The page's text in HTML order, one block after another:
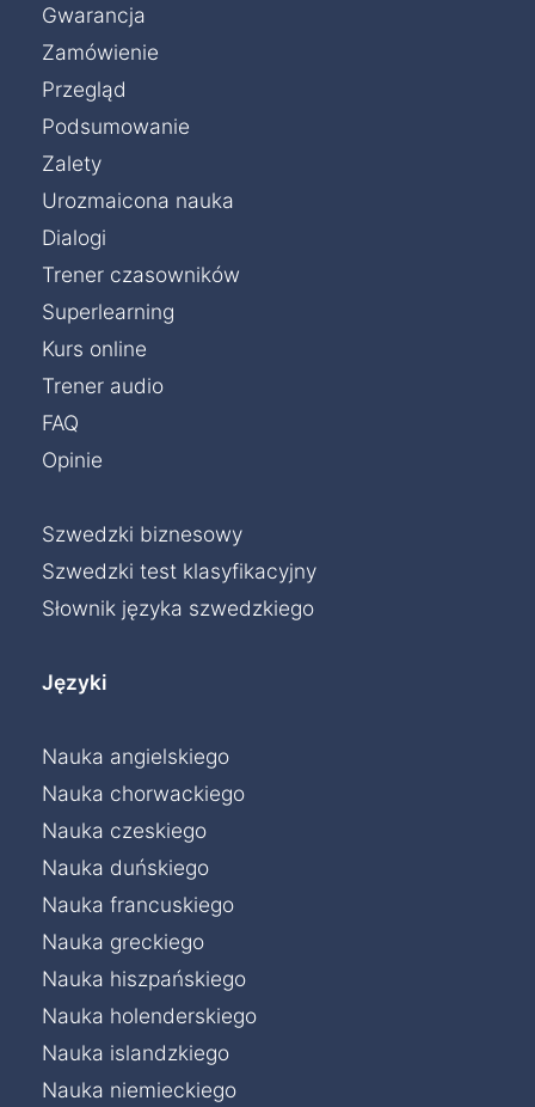
Gwarancja
Zamówienie
Przegląd
Podsumowanie
Zalety
Urozmaicona nauka
Dialogi
Trener czasowników
Superlearning
Kurs online
Trener audio
FAQ
Opinie
Szwedzki biznesowy
Szwedzki test klasyfikacyjny
Słownik języka szwedzkiego
Języki
Nauka angielskiego
Nauka chorwackiego
Nauka czeskiego
Nauka duńskiego
Nauka francuskiego
Nauka greckiego
Nauka hiszpańskiego
Nauka holenderskiego
Nauka islandzkiego
Nauka niemieckiego